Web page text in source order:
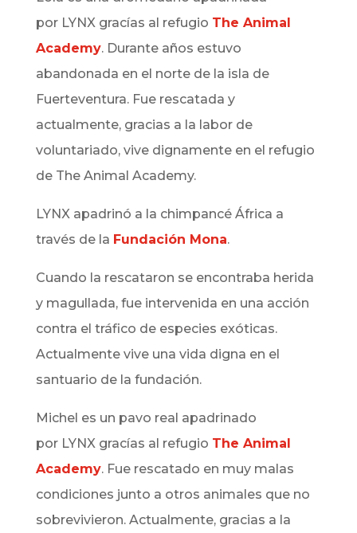
por LYNX gracías al refugio The Animal
Academy. Durante años estuvo
abandonada en el norte de la isla de
Fuerteventura. Fue rescatada y
actualmente, gracias a la labor de
voluntariado, vive dignamente en el refugio
de The Animal Academy.
LYNX apadrinó a la chimpancé África a
través de la Fundación Mona.
Cuando la rescataron se encontraba herida
y magullada, fue intervenida en una acción
contra el tráfico de especies exóticas.
Actualmente vive una vida digna en el
santuario de la fundación.
Michel es un pavo real apadrinado
por LYNX gracías al refugio The Animal
Academy. Fue rescatado en muy malas
condiciones junto a otros animales que no
sobrevivieron. Actualmente, gracias a la